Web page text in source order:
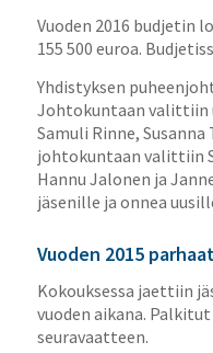
Vuoden 2016 budjetin
155 500 euroa.
Yhdistyksen
Johtokuntaan valittiin
Samuli Rinne,
johtokuntaan valittiin
Hannu Jalonen ja
jäsenille ja onnea
Vuoden 2015
Kokouksessa jaettiin
vuoden aikana.
seuravaatteen.